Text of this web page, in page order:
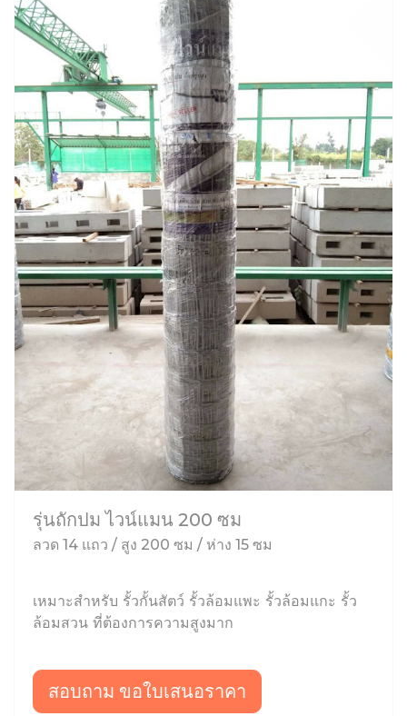
รุ่นถักปม ไวน์แมน 200 ซม
ลวด 14 แถว / สูง 200 ซม / ห่าง 15 ซม
เหมาะสำหรับ รั้วกั้นสัตว์ รั้วล้อมแพะ รั้วล้อมแกะ รั้ว
ล้อมสวน ที่ต้องการความสูงมาก
สอบถาม ขอใบเสนอราคา